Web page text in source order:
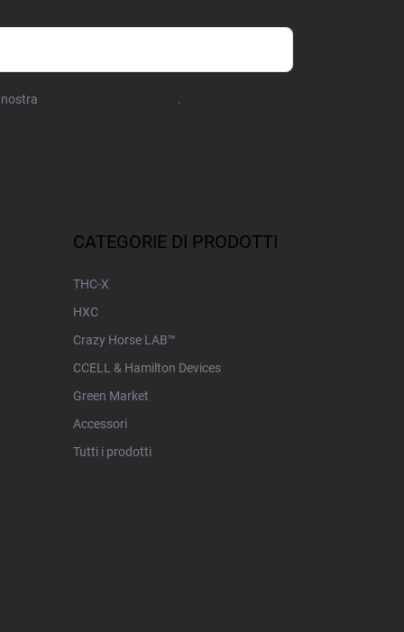
.
CATEGORIE DI PRODOTTI
THC-X
HXC
Crazy Horse LAB™
CCELL & Hamilton Devices
Green Market
Accessori
Tutti i prodotti